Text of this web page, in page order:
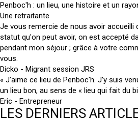
Penboc'h : un lieu, une histoire et un
Une retraitante
Je vous remercie de nous avoir accueilli
statut qu'on peut avoir, on est accepté
pendant mon séjour ; grâce à votre
vous.
Dicko - Migrant session JRS
« J’aime ce lieu de Penboc'h. J’y suis
un lieu bon, au sens de « lieu qui fait du
Eric - Entrepreneur
LES DERNIERS